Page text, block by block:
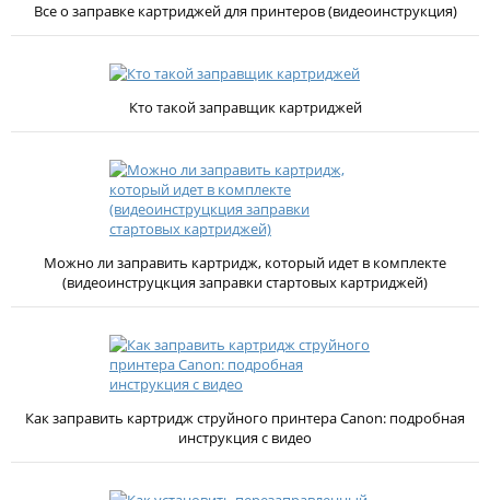
Все о заправке картриджей для принтеров (видеоинструкция)
Кто такой заправщик картриджей
Можно ли заправить картридж, который идет в комплекте
(видеоинструцкция заправки стартовых картриджей)
Как заправить картридж струйного принтера Canon: подробная
инструкция с видео